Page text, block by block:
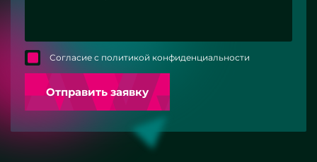
Согласие с политикой конфиденциальности
Отправить заявку